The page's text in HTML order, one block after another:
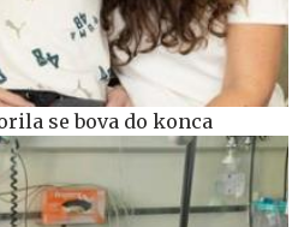
se bova do konca